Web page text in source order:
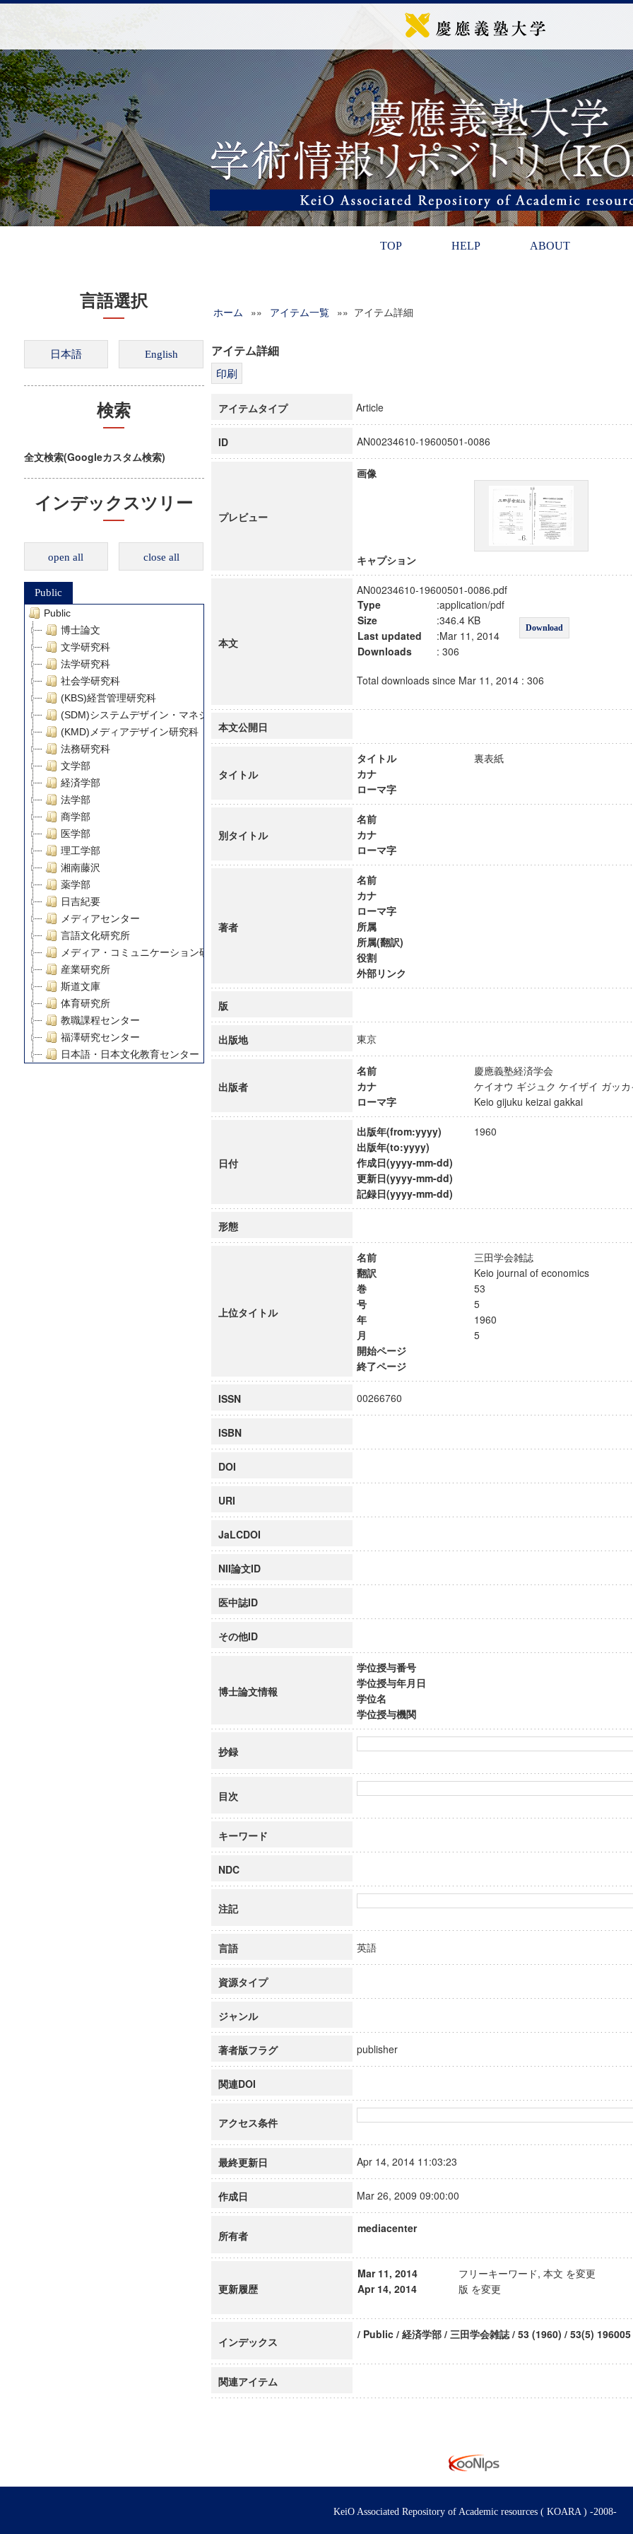
TOP HELP ABOUT
言語選択
検索
全文検索(Googleカスタム検索)
インデックスツリー
open all close all
Public
Public
博士論文
文学研究科
法学研究科
社会学研究科
(KBS)経営管理研究科
(SDM)システムデザイン・マネジメント研究科
(KMD)メディアデザイン研究科
法務研究科
文学部
経済学部
法学部
商学部
医学部
理工学部
湘南藤沢
薬学部
日吉紀要
メディアセンター
言語文化研究所
メディア・コミュニケーション研究所
産業研究所
斯道文庫
体育研究所
教職課程センター
福澤研究センター
日本語・日本文化教育センター
慶應義塾大学グローバルCOEプログラム市民社会ガバナンス教育研究センター
慶應義塾大学グローバルCOEプログラム論理と感性の先端的教育研究拠点
博士課程教育リーディングプログラム「超成熟社会発展のサイエンス」
ホーム »» アイテム一覧 »» アイテム詳細
アイテム詳細
アイテムタイプ Article
ID AN00234610-19600501-0086
プレビュー
画像
キャプション
本文
AN00234610-19600501-0086.pdf
Type
:application/pdf
Download
Size
:346.4 KB
Last updated
:Mar 11, 2014
Downloads
: 306
Total downloads since Mar 11, 2014 : 306
本文公開日
タイトル
タイトル
裏表紙
カナ
ローマ字
別タイトル
名前
カナ
ローマ字
著者
名前
カナ
ローマ字
所属
所属(翻訳)
役割
外部リンク
版
出版地 東京
出版者
名前
慶應義塾経済学会
カナ
ケイオウ ギジュク ケイザイ ガ
ローマ字
Keio gijuku keizai gakkai
日付
出版年(from:yyyy)
1960
出版年(to:yyyy)
作成日(yyyy-mm-dd)
更新日(yyyy-mm-dd)
記録日(yyyy-mm-dd)
形態
上位タイトル
名前
三田学会雑誌
翻訳
Keio journal of economics
巻
53
号
5
年
1960
月
5
開始ページ
終了ページ
ISSN 00266760
ISBN
DOI
URI
JaLCDOI
NII論文ID
医中誌ID
その他ID
博士論文情報
学位授与番号
学位授与年月日
学位名
学位授与機関
抄録
目次
キーワード
NDC
注記
言語 英語
資源タイプ
ジャンル
著者版フラグ publisher
関連DOI
アクセス条件
最終更新日 Apr 14, 2014 11:03:23
作成日 Mar 26, 2009 09:00:00
所有者
mediacenter
更新履歴
Mar 11, 2014
フリーキーワード, 本文 を変更
Apr 14, 2014
版 を変更
インデックス
/ Public / 経済学部 / 三田学会雑誌 / 53 (1960) / 53(5) 196005
関連アイテム
KeiO Associated Repository of Academic resources ( KOARA ) -2008-